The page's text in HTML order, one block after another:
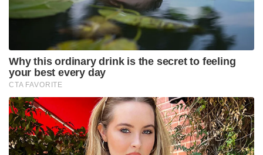
Why this ordinary drink is the secret to feeling
your best every day
CTA FAVORITE